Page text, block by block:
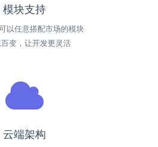
模块支持
以任意搭配市场的模块
变，让开发更灵活
云端架构